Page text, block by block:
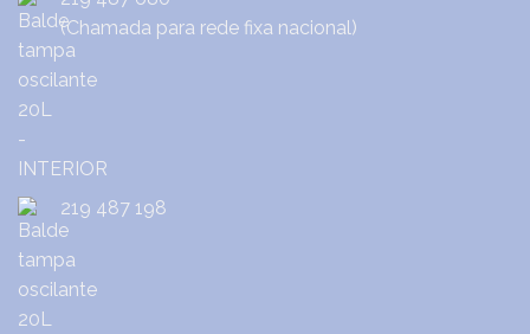
(Chamada para rede fixa nacional)
219 487 198